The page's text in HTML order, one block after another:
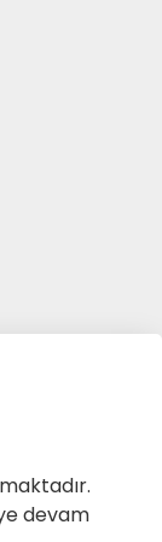
devam